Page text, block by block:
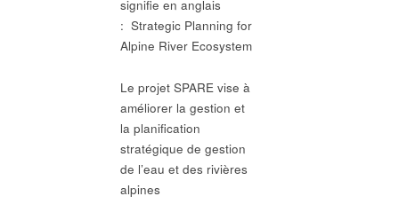
signifie en anglais
: Strategic Planning for
Alpine River Ecosystem
Le projet SPARE vise à
améliorer la gestion et
la planification
stratégique de gestion
de l’eau et des rivières
alpines